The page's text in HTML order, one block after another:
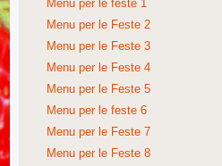
Menu per le feste 1
Menu per le Feste 2
Menu per le Feste 3
Menu per le Feste 4
Menu per le Feste 5
Menu per le feste 6
Menu per le Feste 7
Menu per le Feste 8